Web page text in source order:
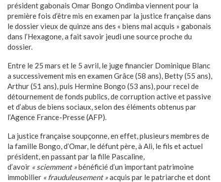
président gabonais Omar Bongo Ondimba viennent pour la
première fois d’être mis en examen par la justice française dans
le dossier vieux de quinze ans des « biens mal acquis » gabonais
dans l’Hexagone, a fait savoir jeudi une source proche du
dossier.
Entre le 25 mars et le 5 avril, le juge financier Dominique Blanc
a successivement mis en examen Grâce (58 ans), Betty (55 ans),
Arthur (51 ans), puis Hermine Bongo (53 ans), pour recel de
détournement de fonds publics, de corruption active et passive
et d’abus de biens sociaux, selon des éléments obtenus par
l’Agence France-Presse (AFP).
La justice française soupçonne, en effet, plusieurs membres de
la famille Bongo, d’Omar, le défunt père, à Ali, le fils et actuel
président, en passant par la fille Pascaline,
d’avoir « sciemment »bénéficié d’un important patrimoine
immobilier « frauduleusement »acquis par le patriarche et dont